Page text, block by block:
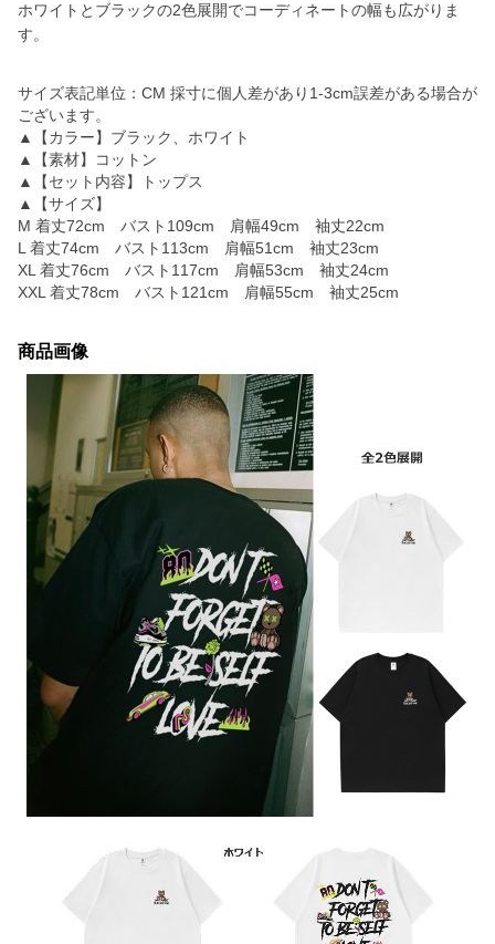
ホワイトとブラックの2色展開でコーディネートの幅も広がりま
す。
サイズ表記単位：CM 採寸に個人差があり1-3cm誤差がある場合が
ございます。
▲【カラー】ブラック、ホワイト
▲【素材】コットン
▲【セット内容】トップス
▲【サイズ】
M 着丈72cm バスト109cm 肩幅49cm 袖丈22cm
L 着丈74cm バスト113cm 肩幅51cm 袖丈23cm
XL 着丈76cm バスト117cm 肩幅53cm 袖丈24cm
XXL 着丈78cm バスト121cm 肩幅55cm 袖丈25cm
商品画像